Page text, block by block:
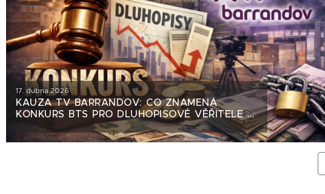
17. dubna 2026
KAUZA TV BARRANDOV: CO ZNAMENÁ
KONKURS BTS PRO DLUHOPISOVÉ VĚŘITELE S-